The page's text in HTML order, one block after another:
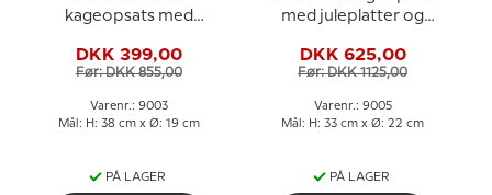
kageopsats med
DKK 399,00
Før: DKK 855,00
Varenr.: 9003
Mål: H: 38 cm x Ø: 19 cm
PÅ LAGER
med juleplatter og
DKK 625,00
Før: DKK 1125,00
Varenr.: 9005
Mål: H: 33 cm x Ø: 22 cm
PÅ LAGER